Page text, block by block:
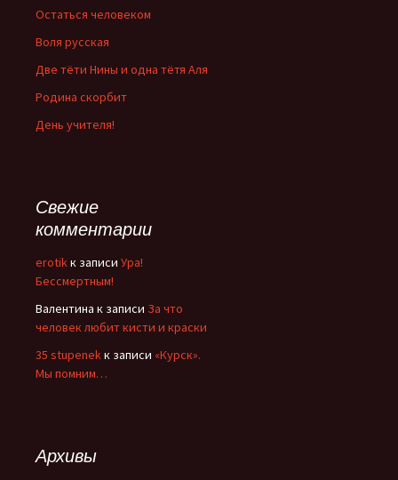
Остаться человеком
Воля русская
Две тёти Нины и одна тётя Аля
Родина скорбит
День учителя!
Свежие
комментарии
erotikк записи Ура!
Бессмертным!
Валентина к записи За что
человек любит кисти и краски
35 stupenekк записи «Курск».
Мы помним…
Архивы